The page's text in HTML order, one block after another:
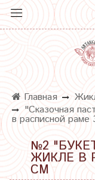
Главная
"Сказочная
в расписной раме
№2
ЖИКЛЕ В
СМ